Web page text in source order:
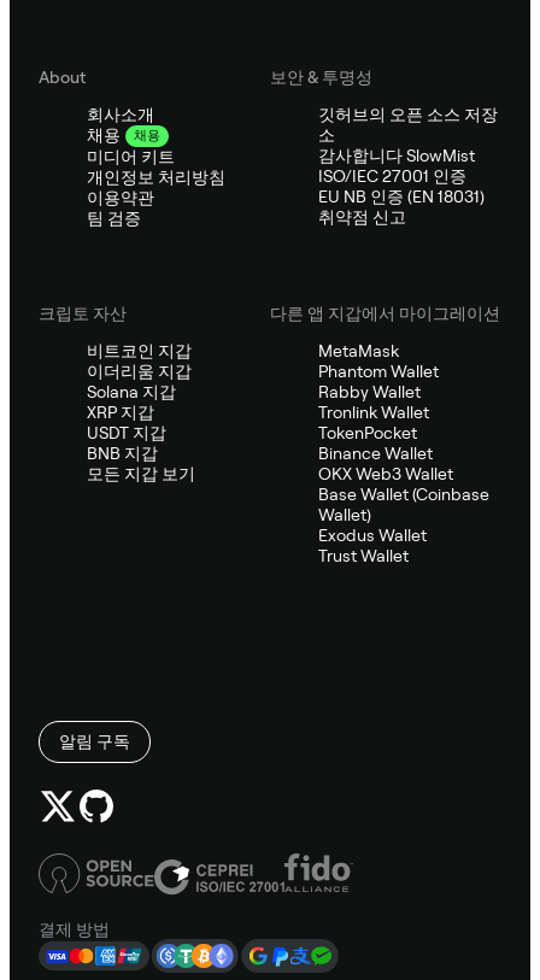
About
회사소개
채용
채용
미디어 키트
개인정보 처리방침
이용약관
팀 검증
보안 & 투명성
깃허브의 오픈 소스 저장
소
감사합니다 SlowMist
ISO/IEC 27001 인증
EU NB 인증 (EN 18031)
취약점 신고
크립토 자산
비트코인 지갑
이더리움 지갑
Solana 지갑
XRP 지갑
USDT 지갑
BNB 지갑
모든 지갑 보기
다른 앱 지갑에서 마이그레이션
MetaMask
Phantom Wallet
Rabby Wallet
Tronlink Wallet
TokenPocket
Binance Wallet
OKX Web3 Wallet
Base Wallet (Coinbase
Wallet)
Exodus Wallet
Trust Wallet
알림 구독
결제 방법